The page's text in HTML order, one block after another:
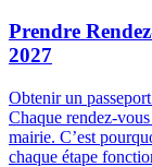
Prendre
2027
Obtenir un
Chaque rendez-
mairie. C’est
chaque étape